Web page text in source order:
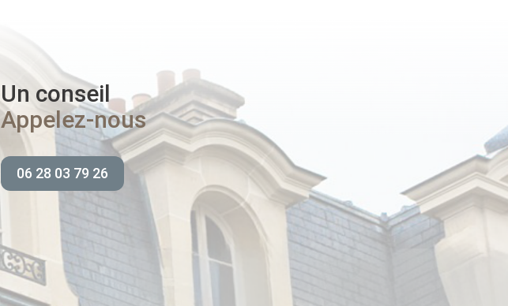
Un conseil
Appelez-nous
06 28 03 79 26